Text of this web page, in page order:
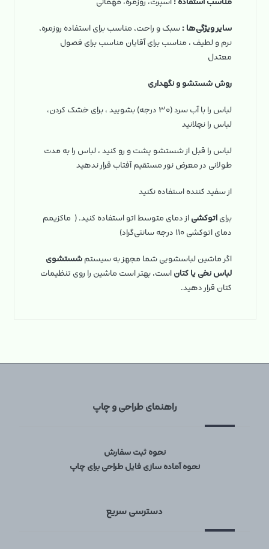
سایر ویژگی‌ها:سبک و راحت، مناسب برای استفاده روزمره،
نرم و لطیف ، مناسب برای آقایان مناسب برای فصول
معتدل
روش شستشو و نگهداری
لباس را با آب سرد (۳۰ درجه) بشویید ، برای خشک کردن،
لباس را نچلانید
لباس را قبل از شستشو پشت و رو کنید ، لباس را به مدت
طولانی در معرض نور مستقیم آفتاب قرار ندهید
از سفید کننده استفاده نکنید
برایاتوکشیاز دمای متوسط اتو استفاده کنید. ( ماکزیمم
دمای اتوکشی ۱۱۰ درجه سانتی‌گراد)
اگر ماشین لباسشویی شما مجهز به سیستمشستشوی
لباس نخی یا کتاناست، بهتر است ماشین را روی تنظیمات
کتان قرار دهید.
راهنمای طراحی و چاپ
نحوه ثبت سفارش
نحوه آماده سازی فایل طراحی برای چاپ
دسترسی سریع